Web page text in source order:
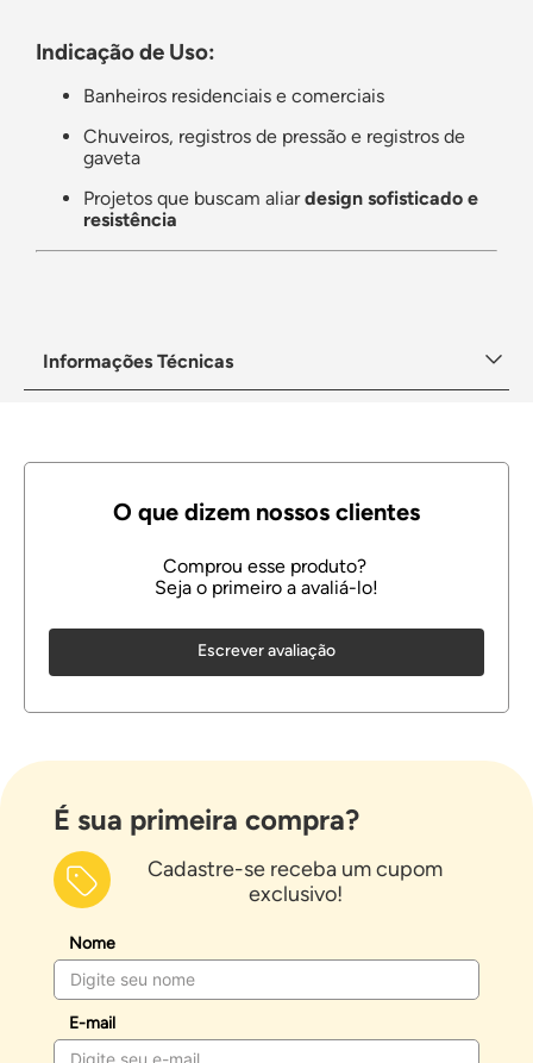
Indicação de Uso:
Banheiros residenciais e comerciais
Chuveiros, registros de pressão e registros de
gaveta
Projetos que buscam aliardesign sofisticado e
resistência
Informações Técnicas
Escrever avaliação
É sua primeira compra?
Cadastre-se receba um cupom
exclusivo!
Nome
E-mail